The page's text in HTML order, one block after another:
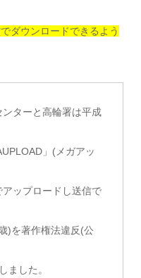
ダウンロードできるよう
ターと高輪署は平成
」(メガアッ
ップロードし送信で
)を著作権法違反(公
ました。